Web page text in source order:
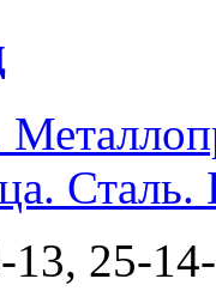
13, 25-